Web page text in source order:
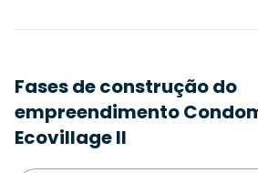
Fases de construção do
empreendimento
Ecovillage II